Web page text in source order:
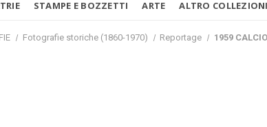
STAMPE E BOZZETTI ARTE ALTRO
Fotografie storiche (1860-1970) Reportage 1959